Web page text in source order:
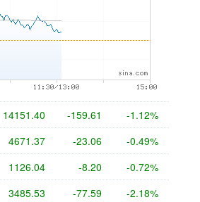
14151.40 -159.61 -1.12%
4671.37 -23.06 -0.49%
1126.04 -8.20 -0.72%
3485.53 -77.59 -2.18%